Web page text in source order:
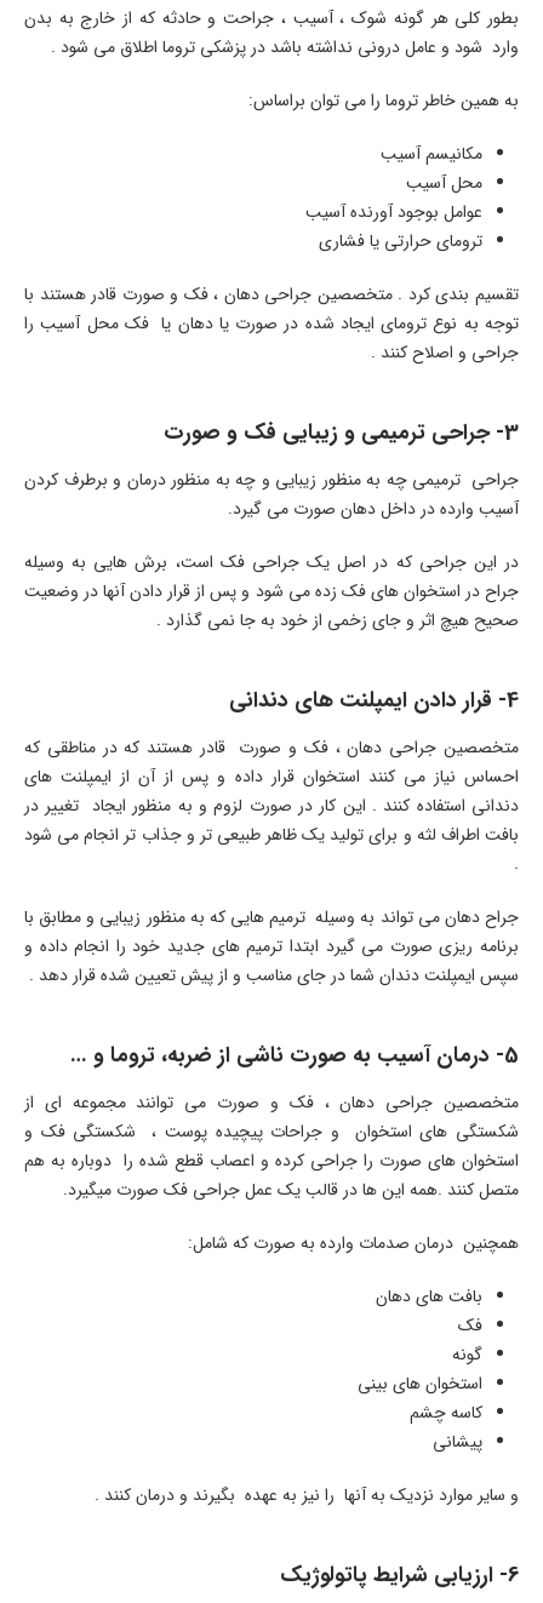
بطور کلی هر گونه شوک ، آسیب ، جراحت و حادثه که از خارج به بدن
وارد شود و عامل درونی نداشته باشد در پزشکی تروما اطلاق می شود .
به همین خاطر تروما را می توان براساس:
مکانیسم آسیب
محل آسیب
عوامل بوجود آورنده آسیب
ترومای حرارتی یا فشاری
تقسیم بندی کرد . متخصصین جراحی دهان ، فک و صورت قادر هستند با
توجه به نوع ترومای ایجاد شده در صورت یا دهان یا فک محل آسیب را
جراحی و اصلاح کنند .
3- جراحی ترمیمی و زیبایی فک و صورت
جراحی ترمیمی چه به منظور زیبایی و چه به منظور درمان و برطرف کردن
آسیب وارده در داخل دهان صورت می گیرد.
در این جراحی که در اصل یک جراحی فک است، برش هایی به وسیله
جراح در استخوان های فک زده می شود و پس از قرار دادن آنها در وضعیت
صحیح هیچ اثر و جای زخمی از خود به جا نمی گذارد .
4- قرار دادن ایمپلنت های دندانی
متخصصین جراحی دهان ، فک و صورت قادر هستند که در مناطقی که
احساس نیاز می کنند استخوان قرار داده و پس از آن از ایمپلنت های
دندانی استفاده کنند . این کار در صورت لزوم و به منظور ایجاد تغییر در
بافت اطراف لثه و برای تولید یک ظاهر طبیعی تر و جذاب تر انجام می شود
.
جراح دهان می تواند به وسیله ترمیم هایی که به منظور زیبایی و مطابق با
برنامه ریزی صورت می گیرد ابتدا ترمیم های جدید خود را انجام داده و
سپس ایمپلنت دندان شما در جای مناسب و از پیش تعیین شده قرار دهد .
5- درمان آسیب به صورت ناشی از ضربه، تروما و …
متخصصین جراحی دهان ، فک و صورت می توانند مجموعه ای از
شکستگی های استخوان و جراحات پیچیده پوست ، شکستگی فک و
استخوان های صورت را جراحی کرده و اعصاب قطع شده را دوباره به هم
متصل کنند .همه این ها در قالب یک عمل جراحی فک صورت میگیرد.
همچنین درمان صدمات وارده به صورت که شامل:
بافت های دهان
فک
گونه
استخوان های بینی
کاسه چشم
پیشانی
و سایر موارد نزدیک به آنها را نیز به عهده بگیرند و درمان کنند .
6- ارزیابی شرایط پاتولوژیک